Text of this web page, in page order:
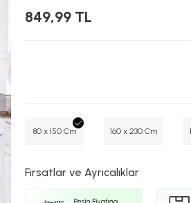
849,99 TL
80 x 150 Cm 160 x 230 Cm
Fırsatlar ve Ayrıcalıklar